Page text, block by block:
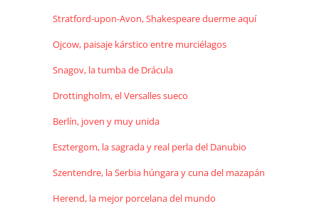
Stratford-upon-Avon, Shakespeare duerme aquí
Ojcow, paisaje kárstico entre murciélagos
Snagov, la tumba de Drácula
Drottingholm, el Versalles sueco
Berlín, joven y muy unida
Esztergom, la sagrada y real perla del Danubio
Szentendre, la Serbia húngara y cuna del mazapán
Herend, la mejor porcelana del mundo